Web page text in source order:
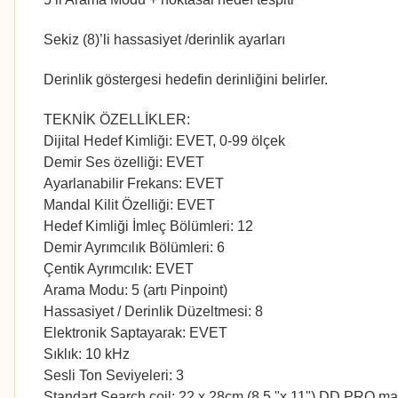
Sekiz (8)’li hassasiyet /derinlik ayarları
Derinlik göstergesi hedefin derinliğini belirler.
TEKNİK ÖZELLİKLER:
Dijital Hedef Kimliği: EVET, 0-99 ölçek
Demir Ses özelliği: EVET
Ayarlanabilir Frekans: EVET
Mandal Kilit Özelliği: EVET
Hedef Kimliği İmleç Bölümleri: 12
Demir Ayrımcılık Bölümleri: 6
Çentik Ayrımcılık: EVET
Arama Modu: 5 (artı Pinpoint)
Hassasiyet / Derinlik Düzeltmesi: 8
Elektronik Saptayarak: EVET
Sıklık: 10 kHz
Sesli Ton Seviyeleri: 3